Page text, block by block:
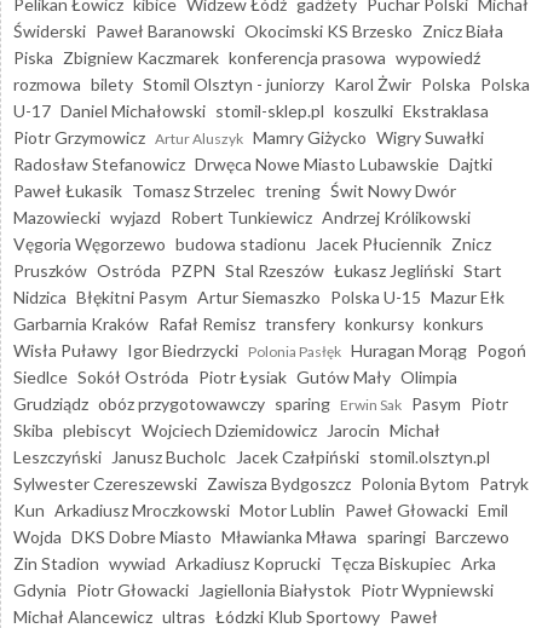
Świderski Paweł Baranowski Okocimski KS Brzesko Znicz Biała
Piska Zbigniew Kaczmarek konferencja prasowa wypowiedź
rozmowa bilety Stomil Olsztyn - juniorzy Karol Żwir Polska Polska
U-17 Daniel Michałowski stomil-sklep.pl koszulki Ekstraklasa
Piotr Grzymowicz Artur Aluszyk Mamry Giżycko Wigry Suwałki
Radosław Stefanowicz Drwęca Nowe Miasto Lubawskie Dajtki
Paweł Łukasik Tomasz Strzelec trening Świt Nowy Dwór
Mazowiecki wyjazd Robert Tunkiewicz Andrzej Królikowski
Vęgoria Węgorzewo budowa stadionu Jacek Płuciennik Znicz
Pruszków Ostróda PZPN Stal Rzeszów Łukasz Jegliński Start
Nidzica Błękitni Pasym Artur Siemaszko Polska U-15 Mazur Ełk
Garbarnia Kraków Rafał Remisz transfery konkursy konkurs
Wisła Puławy Igor Biedrzycki Polonia Pasłęk Huragan Morąg Pogoń
Siedlce Sokół Ostróda Piotr Łysiak Gutów Mały Olimpia
Grudziądz obóz przygotowawczy sparing Erwin Sak Pasym Piotr
Skiba plebiscyt Wojciech Dziemidowicz Jarocin Michał
Leszczyński
Janusz Bucholc Jacek Czałpiński stomil.olsztyn.pl
Sylwester Czereszewski Zawisza Bydgoszcz Polonia Bytom Patryk
Kun Arkadiusz Mroczkowski Motor Lublin Paweł Głowacki Emil
Wojda DKS Dobre Miasto Mławianka Mława sparingi Barczewo
Zin Stadion wywiad Arkadiusz Koprucki Tęcza Biskupiec Arka
Gdynia Piotr Głowacki Jagiellonia Białystok Piotr Wypniewski
Michał Alancewicz ultras Łódzki Klub Sportowy Paweł